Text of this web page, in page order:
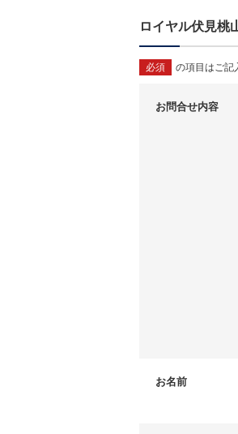
ロイヤル伏見桃
必須 の項目はご記
お問合せ内容
お名前